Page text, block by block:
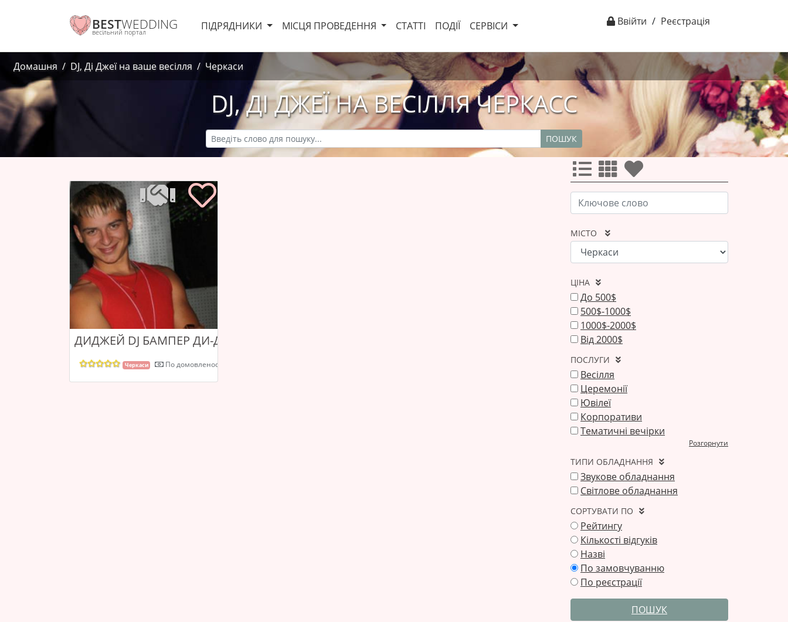
BESTWEDDING
весільний портал ПІДРЯДНИКИ МІСЦЯ ПРОВЕДЕННЯ СТАТТІ ПОДІЇ СЕРВІСИ Ввійти / Реєстрація
Домашня DJ, Ді Джеї на ваше весілля Черкаси
DJ, ДІ ДЖЕЇ НА ВЕСІЛЛЯ ЧЕРКАСС
ПОШУК
МІСТО
ЦІНА
До 500$
500$-1000$
1000$-2000$
Від 2000$
ПОСЛУГИ
Весілля
Церемонії
Ювілеї
Корпоративи
Тематичні вечірки
Розгорнути
ТИПИ ОБЛАДНАННЯ
Звукове обладнання
Світлове обладнання
СОРТУВАТИ ПО
Рейтингу
Кількості відгуків
Назві
По замовчуванню
По реєстрації
ПОШУК
ДИДЖЕЙ DJ БАМПЕР ДИ-ДЖЕЙ
Черкаси По домовленості